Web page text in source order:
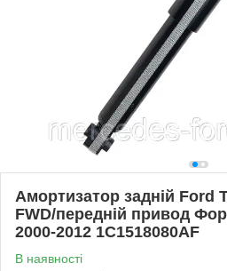
Амортизатор задній Ford
FWD/передній привод
2000-2012 1C1518080AF
В наявності